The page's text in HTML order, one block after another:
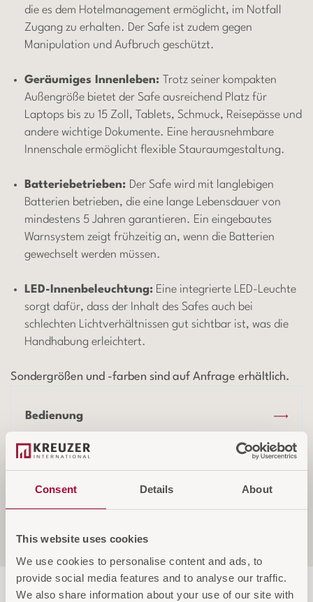
Consent Details About
This website uses cookies
We use cookies to personalise content and ads, to
provide social media features and to analyse our traffic.
We also share information about your use of our site with
die es dem Hotelmanagement ermöglicht, im Notfall
Zugang zu erhalten. Der Safe ist zudem gegen
Manipulation und Aufbruch geschützt.
Geräumiges Innenleben: Trotz seiner kompakten
Außengröße bietet der Safe ausreichend Platz für
Laptops bis zu 15 Zoll, Tablets, Schmuck, Reisepässe und
andere wichtige Dokumente. Eine herausnehmbare
Innenschale ermöglicht flexible Stauraumgestaltung.
Batteriebetrieben: Der Safe wird mit langlebigen
Batterien betrieben, die eine lange Lebensdauer von
mindestens 5 Jahren garantieren. Ein eingebautes
Warnsystem zeigt frühzeitig an, wenn die Batterien
gewechselt werden müssen.
LED-Innenbeleuchtung: Eine integrierte LED-Leuchte
sorgt dafür, dass der Inhalt des Safes auch bei
schlechten Lichtverhältnissen gut sichtbar ist, was die
Handhabung erleichtert.
Sondergrößen und -farben sind auf Anfrage erhältlich.
Bedienung
Sicherheit